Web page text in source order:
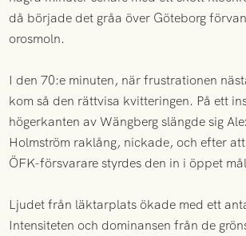
då började det gråa över Göteborg
orosmoln.
I den 70:e minuten, när frustrationen
kom så den rättvisa kvitteringen. På ett
högerkanten av Wängberg slängde sig
Holmström raklång, nickade, och efter
ÖFK-försvarare styrdes den in i öppet
Ljudet från läktarplats ökade med ett
Intensiteten och dominansen från de